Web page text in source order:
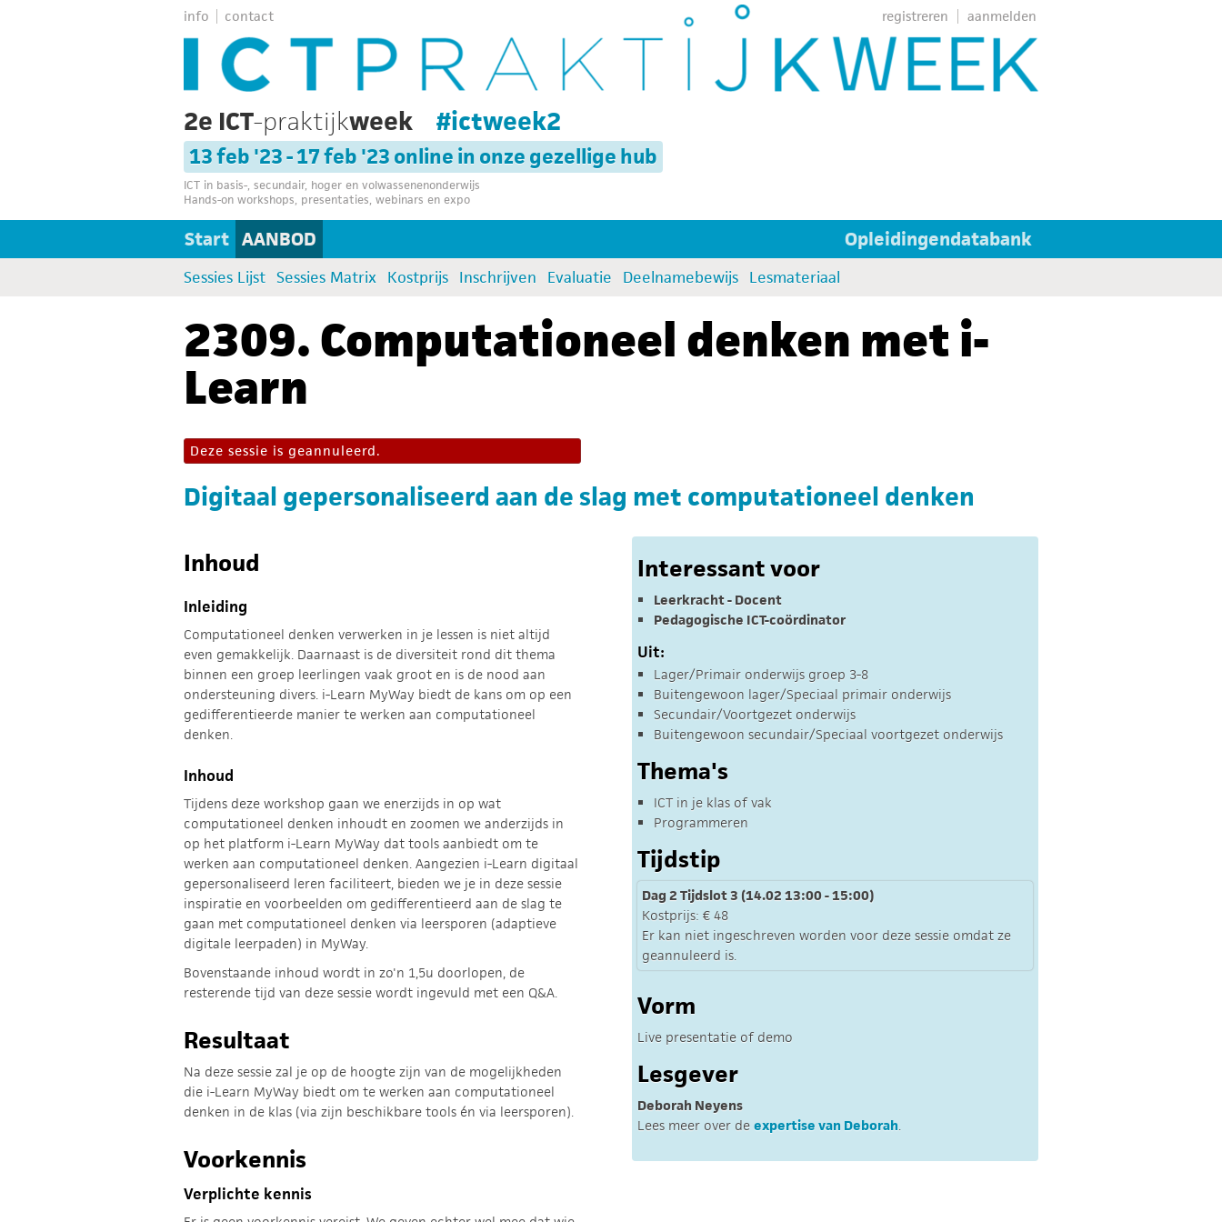
info contact aanmelden
registreren
2e ICT-praktijkweek #ictweek2
13 feb '23 - 17 feb '23 online in onze gezellige hub
ICT in basis-, secundair, hoger en volwassenenonderwijs
Hands-on workshops, presentaties, webinars en expo
Start AANBOD Opleidingendatabank
Sessies Lijst Sessies Matrix Kostprijs Inschrijven Evaluatie Deelnamebewijs Lesmateriaal
2309. Computationeel denken met i-
Learn
Deze sessie is geannuleerd.
Digitaal gepersonaliseerd aan de slag met computationeel denken
Inhoud
Inleiding
Computationeel denken verwerken in je lessen is niet altijd
even gemakkelijk. Daarnaast is de diversiteit rond dit thema
binnen een groep leerlingen vaak groot en is de nood aan
ondersteuning divers. i-Learn MyWay biedt de kans om op een
gedifferentieerde manier te werken aan computationeel
denken.
Inhoud
Tijdens deze workshop gaan we enerzijds in op wat
computationeel denken inhoudt en zoomen we anderzijds in
op het platform i-Learn MyWay dat tools aanbiedt om te
werken aan computationeel denken. Aangezien i-Learn digitaal
gepersonaliseerd leren faciliteert, bieden we je in deze sessie
inspiratie en voorbeelden om gedifferentieerd aan de slag te
gaan met computationeel denken via leersporen (adaptieve
digitale leerpaden) in MyWay.
Bovenstaande inhoud wordt in zo'n 1,5u doorlopen, de
resterende tijd van deze sessie wordt ingevuld met een Q&A.
Resultaat
Na deze sessie zal je op de hoogte zijn van de mogelijkheden
die i-Learn MyWay biedt om te werken aan computationeel
denken in de klas (via zijn beschikbare tools én via leersporen).
Voorkennis
Verplichte kennis
Interessant voor
Leerkracht - Docent
Pedagogische ICT-coördinator
Uit:
Lager/Primair onderwijs groep 3-8
Buitengewoon lager/Speciaal primair onderwijs
Secundair/Voortgezet onderwijs
Buitengewoon secundair/Speciaal voortgezet onderwijs
Thema's
ICT in je klas of vak
Programmeren
Tijdstip
Dag 2 Tijdslot 3 (14.02 13:00 - 15:00)
Kostprijs: € 48
Er kan niet ingeschreven worden voor deze sessie omdat ze
geannuleerd is.
Vorm
Live presentatie of demo
Lesgever
Deborah Neyens
Lees meer over de expertise van Deborah.